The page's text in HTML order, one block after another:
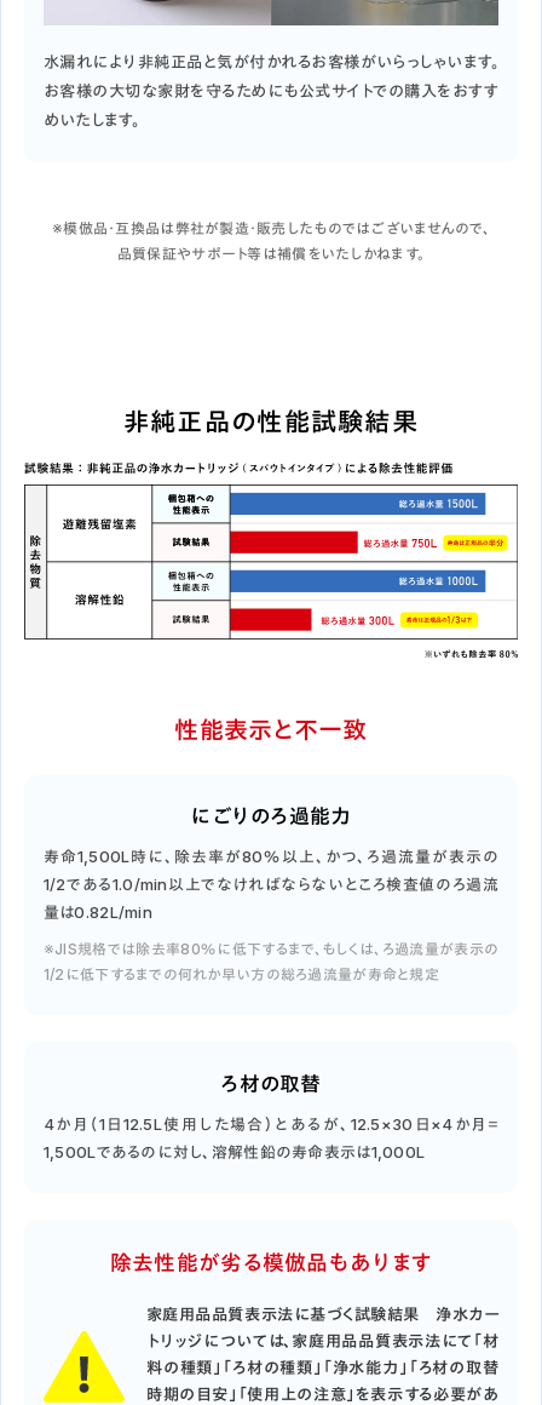
水漏れにより非純正品と気が付かれるお客様がいらっしゃいます。
お客様の大切な家財を守るためにも公式サイトでの購入をおすす
めいたします。
※模倣品・互換品は弊社が製造・販売したものではございませんので、
品質保証やサポート等は補償をいたしかねます。
非純正品の性能試験結果
性能表示と不一致
にごりのろ過能力
寿命1,500L時に、除去率が80％以上、かつ、ろ過流量が表示の
1/2である1.0/min以上でなければならないところ検査値のろ過流
量は0.82L/min
※JIS規格では除去率80％に低下するまで、もしくは、ろ過流量が表示の
1/2に低下するまでの何れか早い方の総ろ過流量が寿命と規定
ろ材の取替
4か月（1日12.5L使用した場合）とあるが、12.5×30日×4か月＝
1,500Lであるのに対し、溶解性鉛の寿命表示は1,000L
除去性能が劣る模倣品もあります
家庭用品品質表示法に基づく試験結果 浄水カー
トリッジについては、家庭用品品質表示法にて「材
料の種類」「ろ材の種類」「浄水能力」「ろ材の取替
時期の目安」「使用上の注意」を表示する必要があ